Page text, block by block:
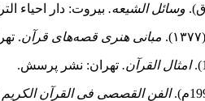
وسائل الشیعه. بیروت: دار احیاء
مبانی هنری قصه‌های قرآن.
امثال القرآن. تهران: نشر پرسش.
الفن القصصی فی القرآن الکریم